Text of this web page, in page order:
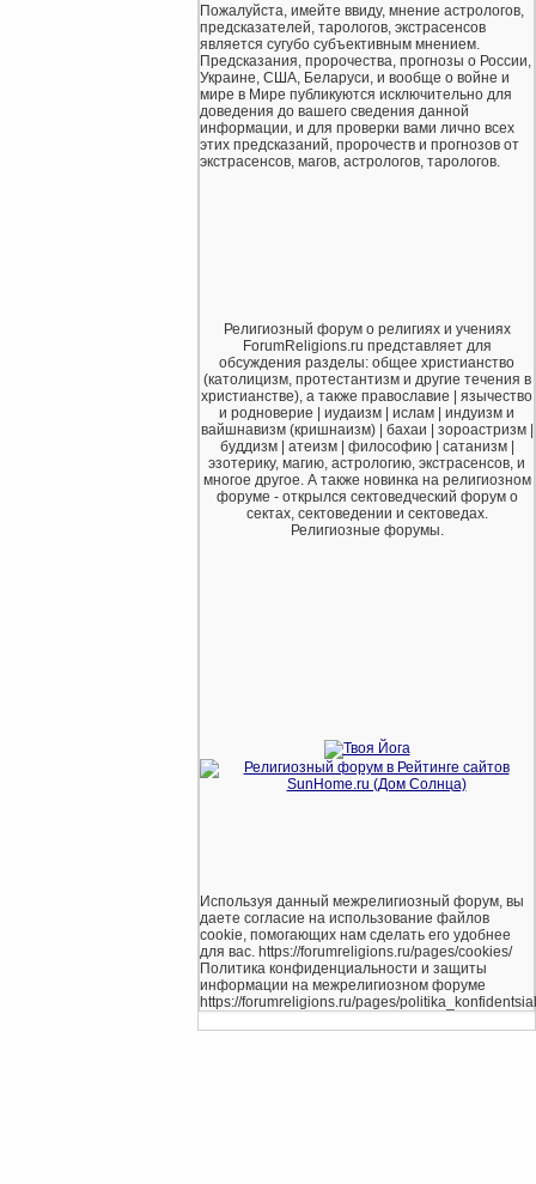
Пожалуйста, имейте ввиду, мнение астрологов,
предсказателей, тарологов, экстрасенсов
является сугубо субъективным мнением.
Предсказания, пророчества, прогнозы о России,
Украине, США, Беларуси, и вообще о войне и
мире в Мире публикуются исключительно для
доведения до вашего сведения данной
информации, и для проверки вами лично всех
этих предсказаний, пророчеств и прогнозов от
экстрасенсов, магов, астрологов, тарологов.
Религиозный форум о религиях и учениях
ForumReligions.ru представляет для
обсуждения разделы: общее христианство
(католицизм, протестантизм и другие течения в
христианстве), а также православие | язычество
и родноверие | иудаизм | ислам | индуизм и
вайшнавизм (кришнаизм) | бахаи | зороастризм |
буддизм | атеизм | философию | сатанизм |
эзотерику, магию, астрологию, экстрасенсов, и
многое другое. А также новинка на религиозном
форуме - открылся сектоведческий форум о
сектах, сектоведении и сектоведах.
Религиозные форумы.
Используя данный межрелигиозный форум, вы
даете согласие на использование файлов
cookie, помогающих нам сделать его удобнее
для вас. https://forumreligions.ru/pages/cookies/
Политика конфиденциальности и защиты
информации на межрелигиозном форуме
https://forumreligions.ru/pages/